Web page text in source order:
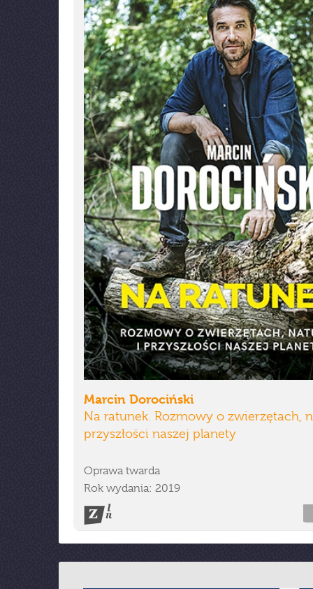
Marcin Dorociński
Na ratunek. Rozmowy o zwierzętach,
przyszłości naszej planety
Oprawa twarda
Rok wydania: 2019